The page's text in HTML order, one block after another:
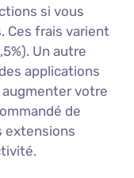
si vous
Ces frais varient
Un autre
applications
votre
de
extensions